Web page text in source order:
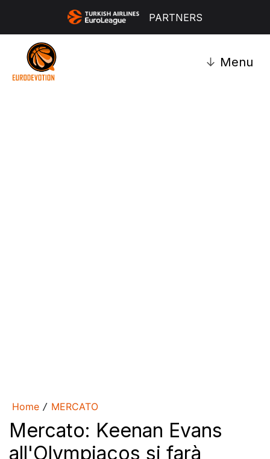
PARTNERS
↓ Menu
Home / MERCATO
Mercato: Keenan Evans
all'Olympiacos si farà